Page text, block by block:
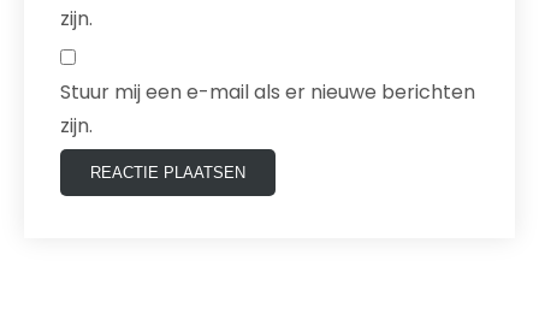
zijn.
Stuur mij een e-mail als er nieuwe berichten
zijn.